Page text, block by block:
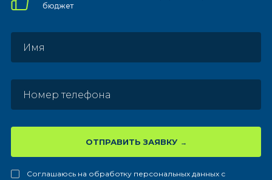
бюджет
ОТПРАВИТЬ ЗАЯВКУ
Соглашаюсь на обработку персональных данных с